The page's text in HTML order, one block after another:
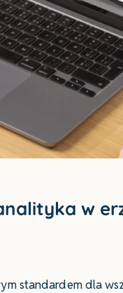
w
standardem dla